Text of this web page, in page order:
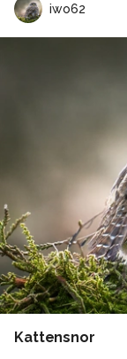
iwo62
Kattensnor